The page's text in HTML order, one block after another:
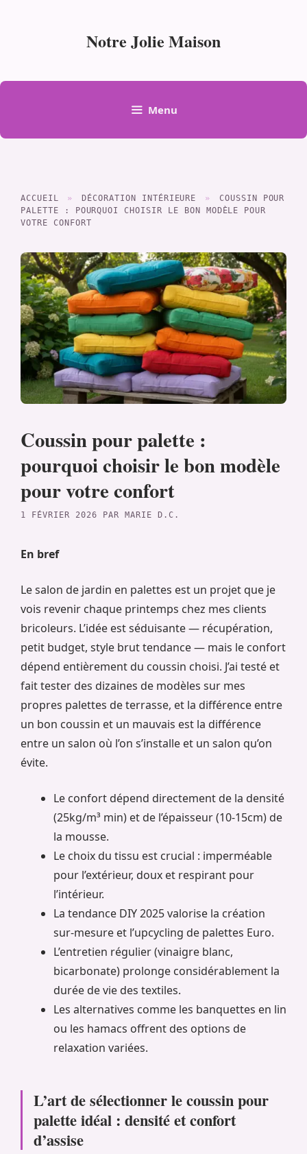
Notre Jolie Maison
Menu
ACCUEIL » DÉCORATION INTÉRIEURE »
COUSSIN POUR
PALETTE : POURQUOI CHOISIR LE BON MODÈLE POUR
VOTRE CONFORT
Coussin pour palette :
pourquoi choisir le bon modèle
pour votre confort
1 FÉVRIER 2026 PAR MARIE D.C.
En bref
Le salon de jardin en palettes est un projet que je
vois revenir chaque printemps chez mes clients
bricoleurs. L’idée est séduisante — récupération,
petit budget, style brut tendance — mais le confort
dépend entièrement du coussin choisi. J’ai testé et
fait tester des dizaines de modèles sur mes
propres palettes de terrasse, et la différence entre
un bon coussin et un mauvais est la différence
entre un salon où l’on s’installe et un salon qu’on
évite.
Le confort dépend directement de la densité
(25kg/m³ min) et de l’épaisseur (10-15cm) de
la mousse.
Le choix du tissu est crucial : imperméable
pour l’extérieur, doux et respirant pour
l’intérieur.
La tendance DIY 2025 valorise la création
sur-mesure et l’upcycling de palettes Euro.
L’entretien régulier (vinaigre blanc,
bicarbonate) prolonge considérablement la
durée de vie des textiles.
Les alternatives comme les banquettes en lin
ou les hamacs offrent des options de
relaxation variées.
L’art de sélectionner le coussin pour
palette idéal : densité et confort
d’assise